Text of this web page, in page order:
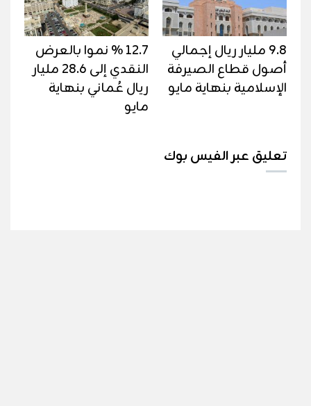
9.8 مليار ريال إجمالي
أصول قطاع الصيرفة
الإسلامية بنهاية مايو
12.7 % نموا بالعرض
النقدي إلى 28.6 مليار
ريال عُماني بنهاية
مايو
تعليق عبر الفيس بوك